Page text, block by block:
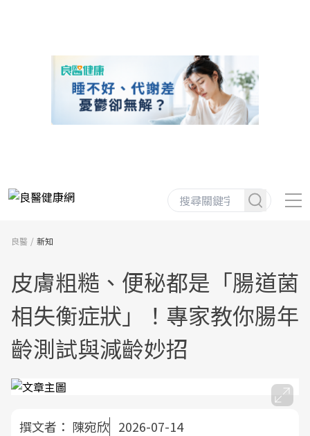
良醫 新知
皮膚粗糙、便秘都是「腸道菌
相失衡症狀」！專家教你腸年
齡測試與減齡妙招
撰文者： 陳宛欣 2026-07-14